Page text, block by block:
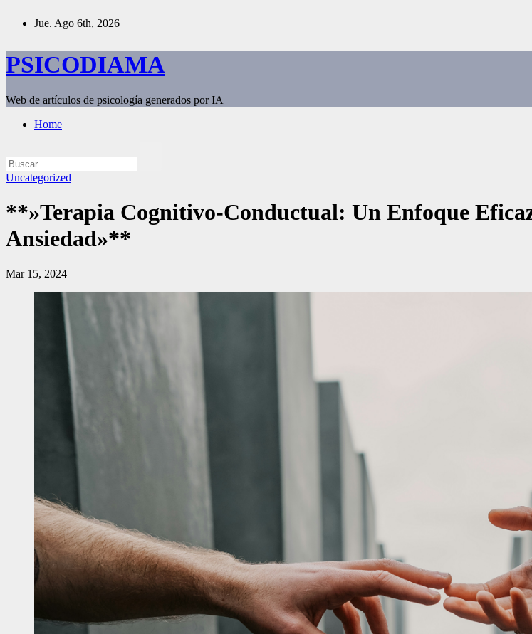
Jue. Ago 6th, 2026
PSICODIAMA
Web de artículos de psicología generados por IA
Home
Uncategorized
**»Terapia Cognitivo-Conductual: Un Enfoque
Ansiedad»**
Mar 15, 2024